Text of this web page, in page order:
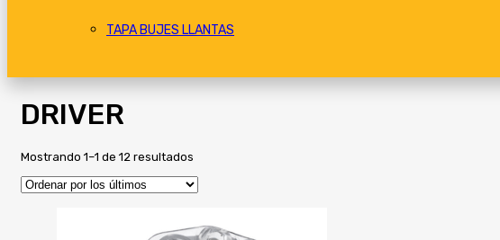
TAPA BUJES LLANTAS
DRIVER
Mostrando 1–1 de 12 resultados
los
últimos